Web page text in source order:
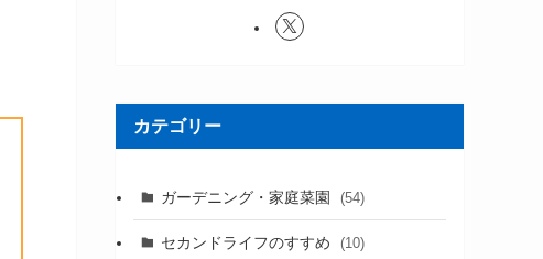
カテゴリー
ガーデニング・家庭菜園 (54)
セカンドライフのすすめ (10)